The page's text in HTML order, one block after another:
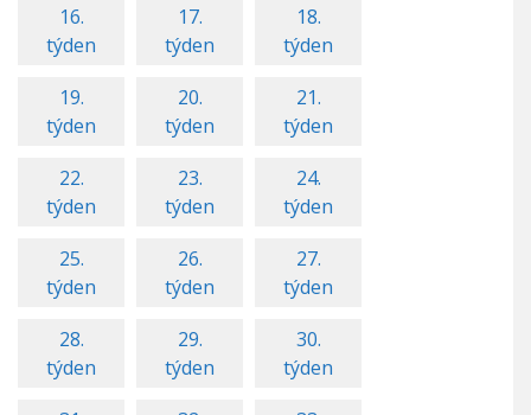
16.
týden
17.
týden
18.
týden
19.
týden
20.
týden
21.
týden
22.
týden
23.
týden
24.
týden
25.
týden
26.
týden
27.
týden
28.
týden
29.
týden
30.
týden